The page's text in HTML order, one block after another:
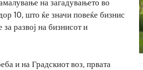
10, што ќе значи повеќе бизнис
развој на бизнисот и
и на Градскиот воз, првата